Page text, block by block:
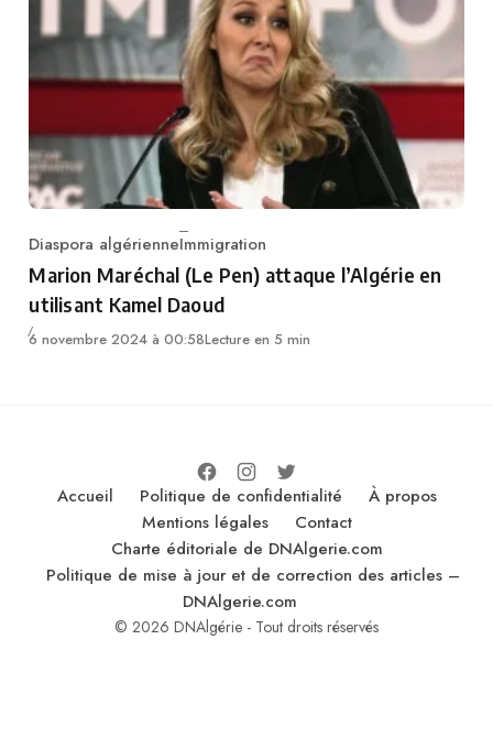
Category
Diaspora algérienneImmigration
Marion Maréchal (Le Pen) attaque l’Algérie en
utilisant Kamel Daoud
6 novembre 2024 à 00:58Lecture en 5 min
Accueil Politique de confidentialité
À propos
Mentions légales
Contact
Charte éditoriale de DNAlgerie.com
Politique de mise à jour et de correction des articles –
DNAlgerie.com
© 2026 DNAlgérie - Tout droits réservés